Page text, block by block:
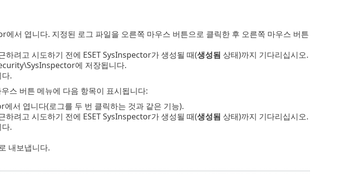
에서 엽니다. 지정된 로그 파일을 오른쪽 마우스 버튼으로 클릭한 후 오른쪽 마우스 버튼
하려고 시도하기 전에 ESET SysInspector가 생성될 때(생성됨 상태)까지 기다리십시오.
에 저장됩니다.
.
스 버튼 메뉴에 다음 항목이 표시됩니다:
에서 엽니다(로그를 두 번 클릭하는 것과 같은 기능).
하려고 시도하기 전에 ESET SysInspector가 생성될 때(생성됨 상태)까지 기다리십시오.
.
내보냅니다.